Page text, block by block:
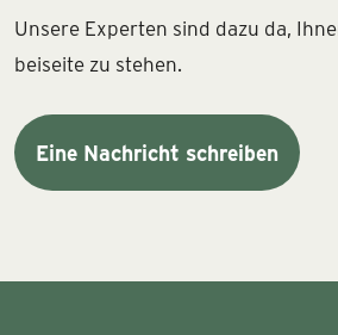
Unsere Experten sind dazu da,
beiseite zu stehen.
Eine Nachricht schreiben